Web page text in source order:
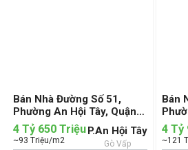
Bán Nhà Đường Số 51,
Phường An Hội Tây, Quận
Gò Vấp (cũ)
4 Tỷ 650 Triệu
~93 Triệu/m2
P.An Hội Tây
Gò Vấp
Bán
Gò
4 Tỷ
~121